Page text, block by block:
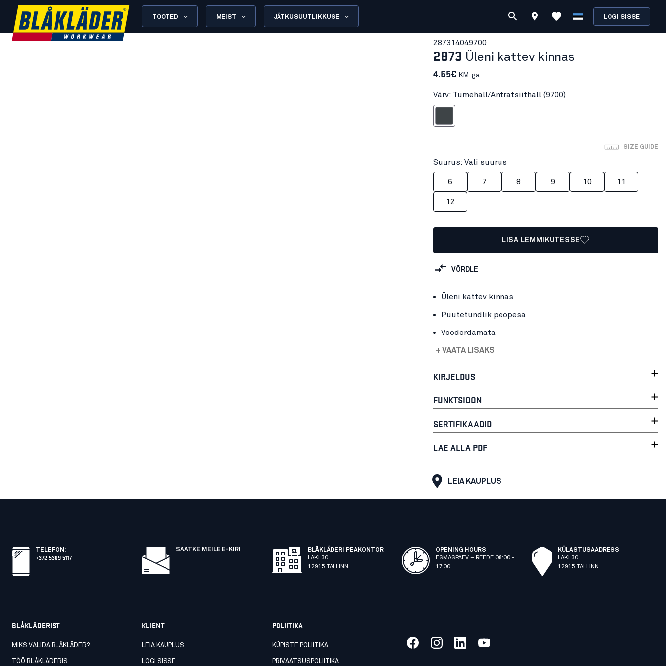
TOOTED MEIST JÄTKUSUUTLIKKUSE LOGI SISSE
287314049700
2873 Üleni kattev kinnas
4.65€ KM-ga
Värv: Tumehall/Antratsiithall (9700)
SIZE GUIDE
Suurus: Vali suurus
6 7 8 9 10 11
12
LISA LEMMIKUTESSE
VÕRDLE
Üleni kattev kinnas
Puutetundlik peopesa
Vooderdamata
+ VAATA LISAKS
KIRJELDUS
FUNKTSIOON
SERTIFIKAADID
LAE ALLA PDF
LEIA KAUPLUS
TELEFON :
+372 5309 5117
SAATKE MEILE E-KIRI
BLÅKLÄDERI PEAKONTOR
LAKI 30
12915 TALLINN
OPENING HOURS
ESMASPÄEV – REEDE 08:00 -
17:00
KÜLASTUSAADRESS
LAKI 30
12915 TALLINN
BLÅKLÄDERIST
MIKS VALIDA BLÅKLÄDER?
TÖÖ BLÅKLÄDERIS
KLIENT
LEIA KAUPLUS
LOGI SISSE
POLIITIKA
KÜPISTE POLIITIKA
PRIVAATSUSPOLIITIKA